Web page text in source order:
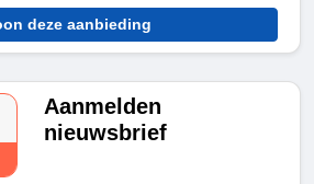
deze aanbieding
Aanmelden
nieuwsbrief